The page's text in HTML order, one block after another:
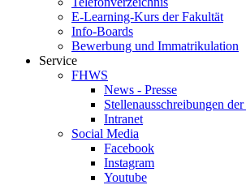
E-Learning-Kurs der Fakultät
Info-Boards
Bewerbung und Immatrikulation
Service
FHWS
News - Presse
Stellenausschreibungen
Intranet
Social Media
Facebook
Instagram
Youtube